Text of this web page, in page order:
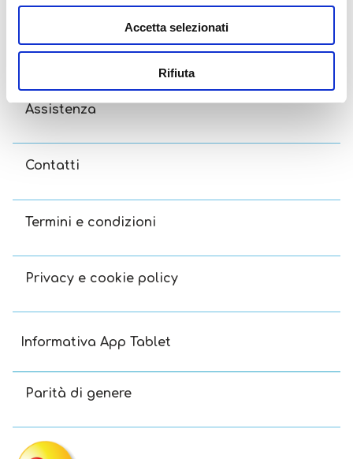
Accetta selezionati
Rifiuta
Attività ESG
Lisciani TV
Assistenza
Contatti
Termini e condizioni
Privacy e cookie policy
Informativa App Tablet
Parità di genere